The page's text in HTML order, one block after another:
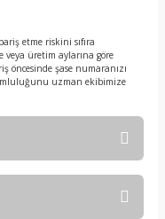
etme riskini sıfıra
üretim aylarına göre
öncesinde şase numaranızı
uzman ekibimize